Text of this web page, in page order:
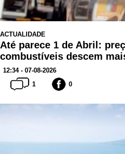
ACTUALIDADE
Até parece 1 de Abril:
combustíveis descem
12:34 - 07-08-2026
1
0